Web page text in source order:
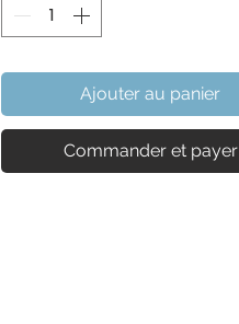
Ajouter au panier
Commander et payer